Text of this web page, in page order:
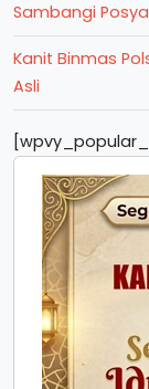
Sambangi
Kanit Binmas
Asli